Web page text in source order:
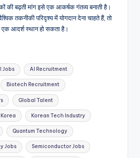
की बढ़ती मांग इसे एक आकर्षक गंतव्य बनाती है।
तकनीकी परिदृश्य में योगदान देना चाहते हैं, तो
आदर्श स्थान हो सकता है।
Jobs AI Recruitment
Biotech Recruitment
Global Talent
Korean Tech Industry
Quantum Technology
Jobs Semiconductor Jobs